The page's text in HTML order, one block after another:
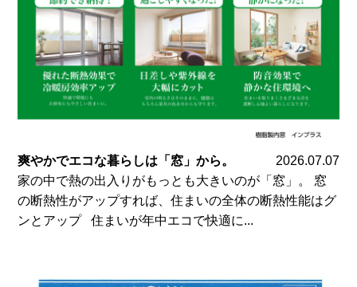
爽やかでエコな暮らしは「窓」から。
2026.07.07
家の中で熱の出入りがもっとも大きいのが「窓」。 窓
の断熱性がアップすれば、住まいの全体の断熱性能はグ
ンとアップ 住まいが年中エコで快適に...